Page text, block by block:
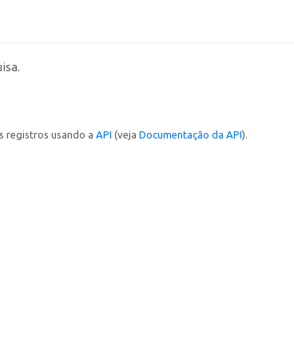
registros usando a API (veja Documentação da API).